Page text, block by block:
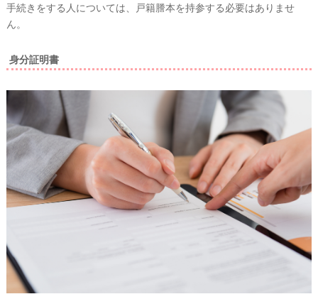
手続きをする人については、戸籍謄本を持参する必要はありませ
ん。
身分証明書